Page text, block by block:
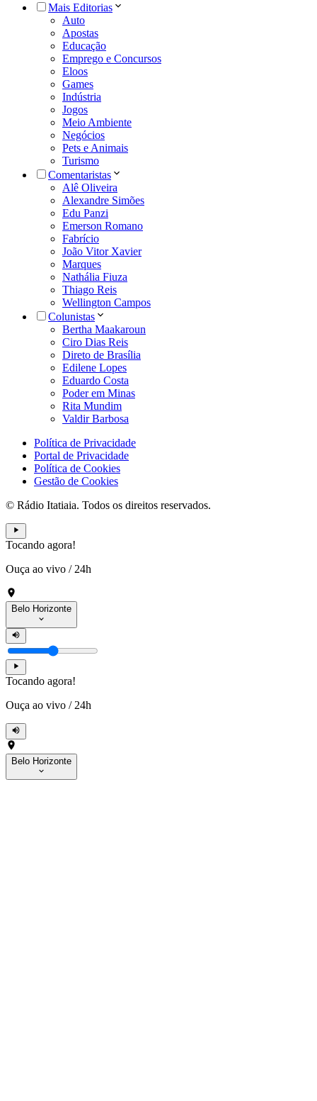
Mais Editorias
Auto
Apostas
Educação
Emprego e Concursos
Eloos
Games
Indústria
Jogos
Meio Ambiente
Negócios
Pets e Animais
Turismo
Comentaristas
Alê Oliveira
Alexandre Simões
Edu Panzi
Emerson Romano
Fabrício
João Vitor Xavier
Marques
Nathália Fiuza
Thiago Reis
Wellington Campos
Colunistas
Bertha Maakaroun
Ciro Dias Reis
Direto de Brasília
Edilene Lopes
Eduardo Costa
Poder em Minas
Rita Mundim
Valdir Barbosa
Política de Privacidade
Portal de Privacidade
Política de Cookies
Gestão de Cookies
© Rádio Itatiaia. Todos os direitos reservados.
Tocando agora!
Ouça ao vivo / 24h
Belo Horizonte
Tocando agora!
Ouça ao vivo / 24h
Belo Horizonte